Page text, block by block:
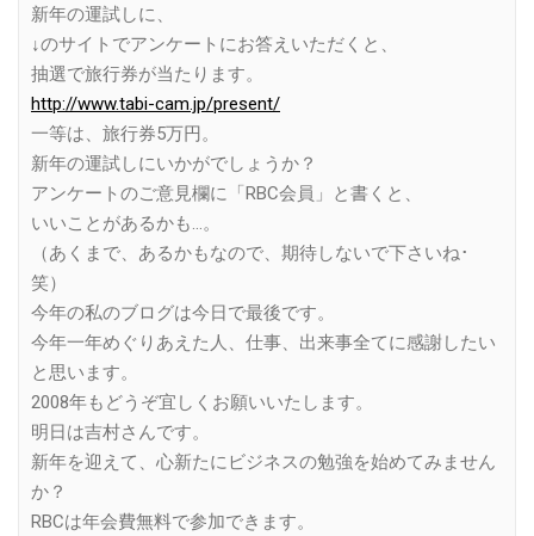
新年の運試しに、
↓のサイトでアンケートにお答えいただくと、
抽選で旅行券が当たります。
http://www.tabi-cam.jp/present/
一等は、旅行券5万円。
新年の運試しにいかがでしょうか？
アンケートのご意見欄に「RBC会員」と書くと、
いいことがあるかも…。
（あくまで、あるかもなので、期待しないで下さいね･
笑）
今年の私のブログは今日で最後です。
今年一年めぐりあえた人、仕事、出来事全てに感謝したい
と思います。
2008年もどうぞ宜しくお願いいたします。
明日は吉村さんです。
新年を迎えて、心新たにビジネスの勉強を始めてみません
か？
RBCは年会費無料で参加できます。